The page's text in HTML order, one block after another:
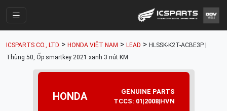
Cửa Hàng
Parts Catalogue
Mã Phụ Tùng
ICSPARTS CO., LTD > HONDA VIỆT NAM > LEAD > HLSSK-K2T-ACBE3P |
Thùng 50, Ốp smartkey 2021 xanh 3 nút KM
HONDA
GENUINE PARTS
TCCS: 01|2008|HVN